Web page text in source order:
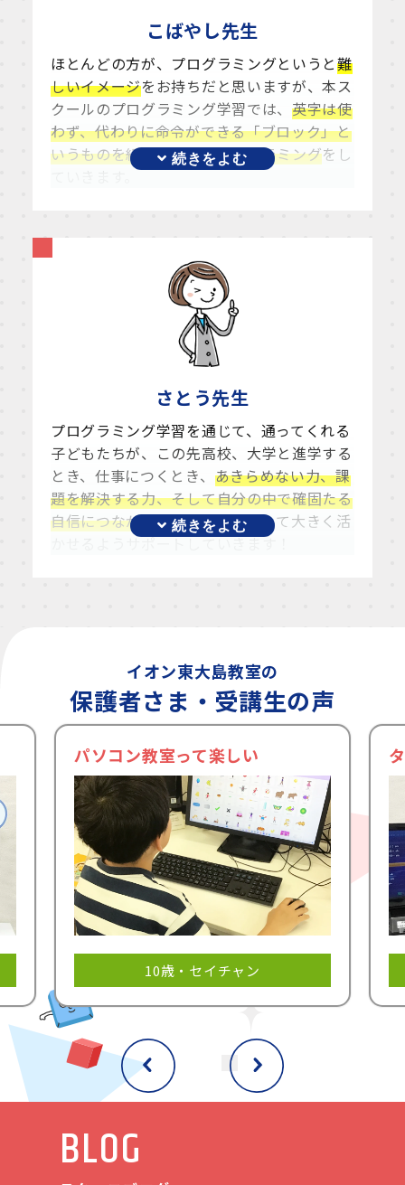
こばやし先生
ほとんどの方が、プログラミングというと難
しいイメージをお持ちだと思いますが、本ス
クールのプログラミング学習では、英字は使
わず、代わりに命令ができる「ブロック」と
いうものを組み合わせてプログラミングをし
ていきます。
ックを組み合わせて、画面上のキャラクター
を動かしていきます。
本格的なプログラミング学習でないと意味な
いのではないかと思われるかもしれません
が、近年言われているプログラミング学習の
目的の一つに論理的思考、要は
プログラミングは、作られた通りにしか動き
ません。そのため上手く動かなかったとき
に、「動かなかったのは何が原因だろう？」
「どうすればうまく動かすことができるか」
というような考える力、解決する力が培われ
ます。それが論理的思考の強化につながって
いきます。
無料体験にお越しくださいませ。
さとう先生
プログラミング学習を通じて、通ってくれる
子どもたちが、この先高校、大学と進学する
とき、仕事につくとき、 あきらめない力、課
題を解決する力、そして自分の中で確固たる
自信につながる自分の強みを作って大きく活
かせるようサポートしていきます！
イオン東大島教室の
保護者さま・受講生の声
パソコン教室って楽しい
10歳・セイチャン
BLOG